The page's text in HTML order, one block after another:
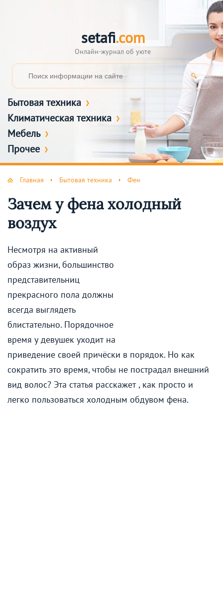
setafi.com
Онлайн-журнал об уюте
Бытовая техника
Климатическая техника
Мебель
Прочее
Главная Бытовая техника Фен
Зачем у фена холодный
воздух
Несмотря на активный
образ жизни, большинство
представительниц
прекрасного пола должны
всегда выглядеть
блистательно. Порядочное
время у девушек уходит на
приведение своей причёски в порядок. Но как
сократить это время, чтобы не пострадал внешний
вид волос? Эта статья расскажет , как просто и
легко пользоваться холодным обдувом фена.